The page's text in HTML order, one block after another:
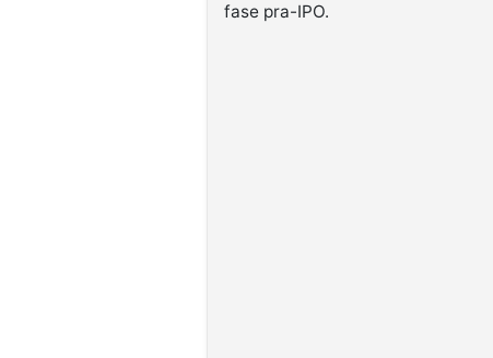
fase pra-IPO.